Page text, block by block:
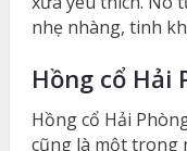
nhẹ nhàng, tinh
Hồng cổ Hải
Hồng cổ Hải
cũng là một trong